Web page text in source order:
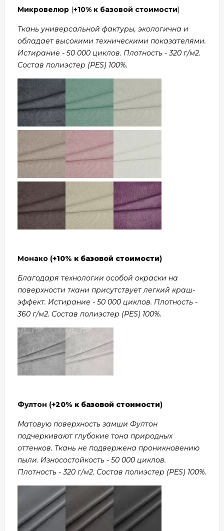
Микровелюр (+10% к базовой стоимости)
Ткань универсальной фактуры, экологична и
обладает высокими техническими показателями.
Истирание - 50 000 циклов. Плотность - 320 г/м2.
Состав полиэстер (PES) 100%.
Монако (+10% к базовой стоимости)
Благодаря технологии особой окраски на
поверхности ткани присутствует легкий краш-
эффект. Истирание - 50 000 циклов. Плотность -
360 г/м2. Состав полиэстер (PES) 100%.
Фултон (+20% к базовой стоимости)
Матовую поверхность замши Фултон
подчеркивают глубокие тона природных
оттенков. Ткань не подвержена проникновению
пыли. Износостойкость - 50 000 циклов.
Плотность - 320 г/м2. Состав полиэстер (PES) 100%.